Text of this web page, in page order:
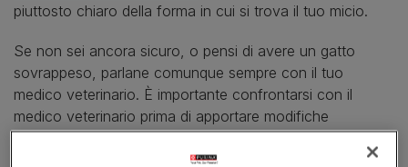
piuttosto chiaro della forma in cui si trova il tuo micio.
Se non sei ancora sicuro, o pensi di avere un gatto
sovrappeso, parlane comunque sempre con il tuo
medico veterinario. È importante confrontarsi con il
medico veterinario prima di apportare modifiche
all'alimentazione del tuo gatto perché l’aumento di peso
potrebbe essere causato da diversi fattori. Per maggiori